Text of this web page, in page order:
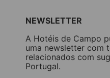
NEWSLETTER
A Hotéis de Campo
uma newsletter com
relacionados com
Portugal.